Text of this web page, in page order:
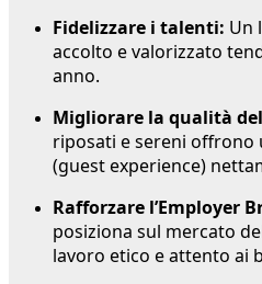
Fidelizzare i talenti: Un
accolto e valorizzato
anno.
Migliorare la qualità
riposati e sereni offrono
(guest experience)
Rafforzare l’Employer
posiziona sul mercato
lavoro etico e attento ai